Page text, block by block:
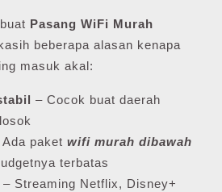
Pasang WiFi Murah
beberapa alasan kenapa
masuk akal:
– Cocok buat daerah
Ada paket wifi murah dibawah
terbatas
– Streaming Netflix, Disney+